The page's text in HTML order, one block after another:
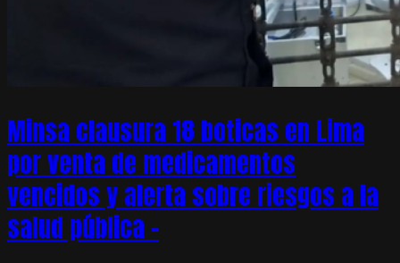
Minsa clausura 18 boticas en Lima
por venta de medicamentos
vencidos y alerta sobre riesgos a la
salud pública –